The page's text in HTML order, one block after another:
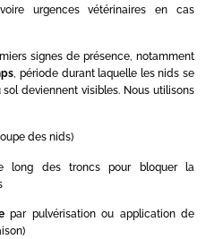
urgences vétérinaires en cas
signes de présence, notamment
, période durant laquelle les nids se
deviennent visibles. Nous utilisons
des nids)
long des troncs pour bloquer la
par pulvérisation ou application de